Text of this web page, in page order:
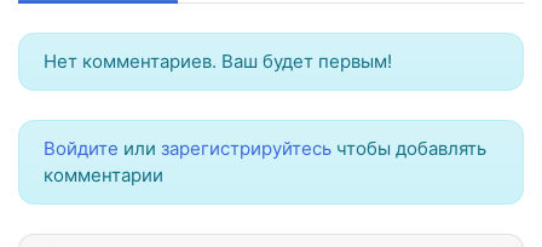
Нет комментариев. Ваш будет первым!
Войдите или зарегистрируйтесь чтобы добавлять
комментарии